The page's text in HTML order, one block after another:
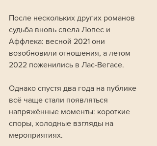
После нескольких других романов
судьба вновь свела Лопес и
Аффлека: весной 2021 они
возобновили отношения, а летом
2022 поженились в Лас-Вегасе.
Однако спустя два года на публике
всё чаще стали появляться
напряжённые моменты: короткие
споры, холодные взгляды на
мероприятиях.